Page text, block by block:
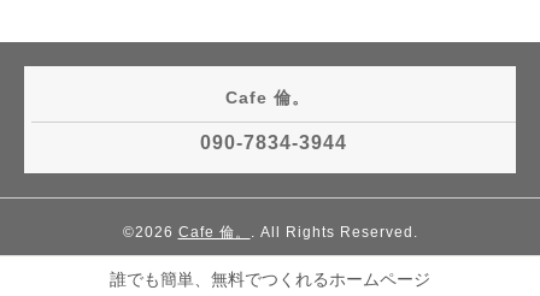
Cafe 倫。
090-7834-3944
©2026 Cafe 倫。 . All Rights Reserved.
誰でも簡単、無料でつくれるホームページ